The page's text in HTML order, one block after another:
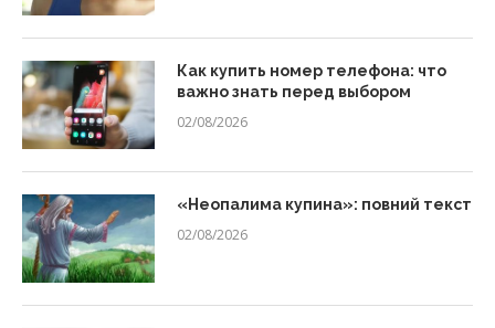
Как купить номер телефона: что
важно знать перед выбором
02/08/2026
«Неопалима купина»: повний текст
02/08/2026